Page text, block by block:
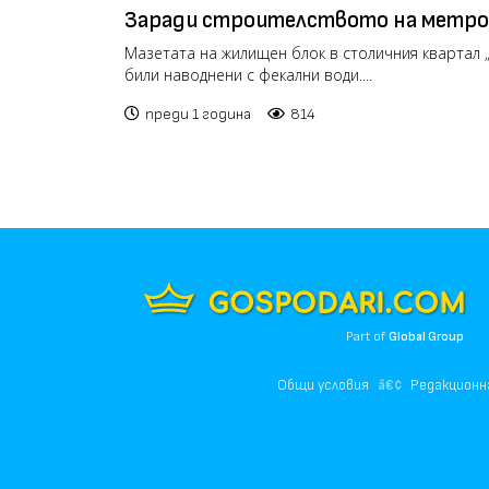
Заради строителството на
отново наводниха мазета в
Мазетата на жилищен блок в столичния квартал
били наводнени с фекални води....
преди 1 година 814
Part ofGlobal Group
Общи условия